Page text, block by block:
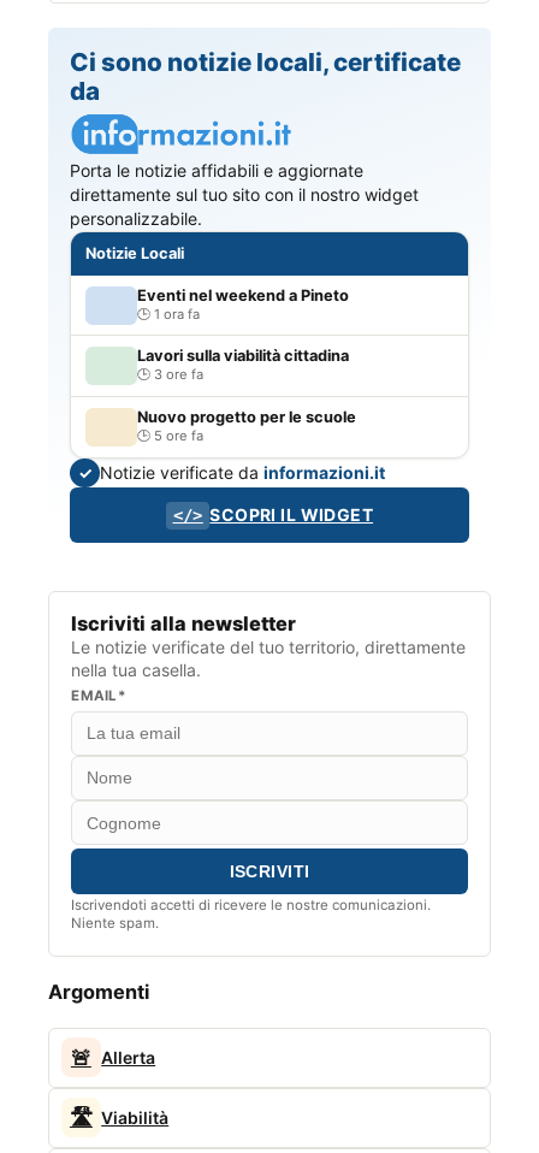
Ci sono notizie locali, certificate
da
Porta le notizie affidabili e aggiornate
direttamente sul tuo sito con il nostro widget
personalizzabile.
Notizie Locali
Eventi nel weekend a Pineto
1 ora fa
Lavori sulla viabilità cittadina
3 ore fa
Nuovo progetto per le scuole
5 ore fa
✓ Notizie verificate dainformazioni.it
</> SCOPRI IL WIDGET
Iscriviti alla newsletter
Le notizie verificate del tuo territorio, direttamente
nella tua casella.
EMAIL*
Iscrivendoti accetti di ricevere le nostre comunicazioni.
Niente spam.
Argomenti
🚨 Allerta
🛣️ Viabilità